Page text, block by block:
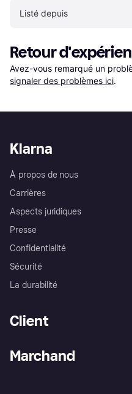
Listé depuis
Retour
Avez-vous remarqué un
signaler des problèmes ici.
Klarna
À propos de nous
Carrières
Aspects juridiques
Presse
Confidentialité
Sécurité
La durabilité
Client
Marchand